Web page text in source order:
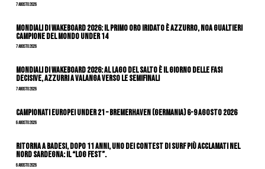
7 Agosto 2026
Mondiali di Wakeboard 2026: il primo oro iridato è azzurro, Noa Gualtieri
campione del mondo Under 14
7 Agosto 2026
Mondiali di Wakeboard 2026: al Lago del Salto è il giorno delle fasi
decisive, azzurri a valanga verso le semifinali
7 Agosto 2026
Campionati Europei Under 21 – Bremerhaven (Germania) 6-9 agosto 2026
6 Agosto 2026
Ritorna a Badesi, dopo 11 anni, uno dei contest di surf più acclamati nel
nord Sardegna: il “Log Fest”.
6 Agosto 2026